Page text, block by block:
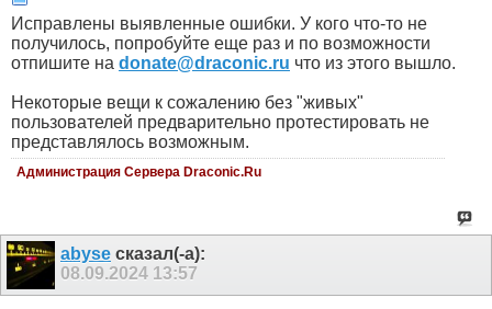
Исправлены выявленные ошибки. У кого что-то не
получилось, попробуйте еще раз и по возможности
отпишите на donate@draconic.ru что из этого вышло.
Некоторые вещи к сожалению без "живых"
пользователей предварительно протестировать не
представлялось возможным.
Администрация Сервера Draconic.Ru
abyse сказал(-а):
08.09.2024 13:57